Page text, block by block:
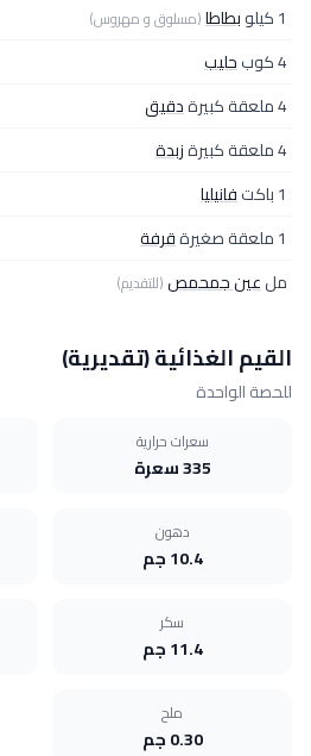
1 كيلو بطاطا(مسلوق و مهروس)
4 كوب
حليب
4 ملعقة كبيرة
دقيق
4 ملعقة كبيرة
زبدة
1 باكت
فانيليا
1 ملعقة صغيرة
قرفة
ملعين جمحمص(للتقديم)
القيم الغذائية (تقديرية)
للحصة الواحدة
سعرات حرارية
335 سعرة
دهون
10.4 جم
سكر
11.4 جم
ملح
0.30 جم